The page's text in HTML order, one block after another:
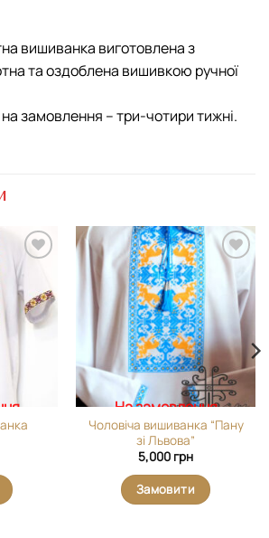
вишиванка виготовлена з
та оздоблена вишивкою ручної
замовлення – три-чотири тижні.
Додати
виріб у
вибране
Додати
вибране
На замовлення
Чоловіча вишиванка “Пану
зі Львова”
5,000 грн
Замовити